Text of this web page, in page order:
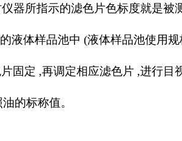
所指示的滤色片色标度就是被测
液体样品池中 (液体样品池使用
固定 ,再调定相应滤色片 ,进行目
称值。